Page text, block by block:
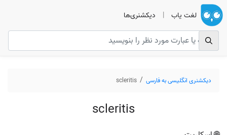
لغت یاب | دیکشنری‌ها
دیکشنری انگلیسی به فارسی scleritis
scleritis